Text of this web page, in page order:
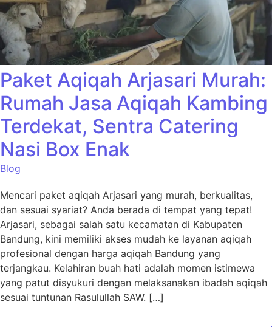
Paket Aqiqah Arjasari Murah:
Rumah Jasa Aqiqah Kambing
Terdekat, Sentra Catering
Nasi Box Enak
Blog
Mencari paket aqiqah Arjasari yang murah, berkualitas,
dan sesuai syariat? Anda berada di tempat yang tepat!
Arjasari, sebagai salah satu kecamatan di Kabupaten
Bandung, kini memiliki akses mudah ke layanan aqiqah
profesional dengan harga aqiqah Bandung yang
terjangkau. Kelahiran buah hati adalah momen istimewa
yang patut disyukuri dengan melaksanakan ibadah aqiqah
sesuai tuntunan Rasulullah SAW. […]